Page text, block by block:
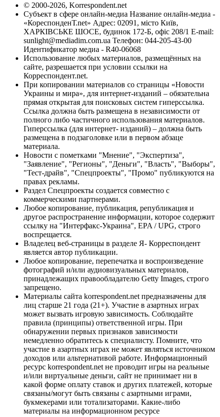
© 2000-2026, Korrespondent.net
Субъект в сфере онлайн-медиа Название онлайн-медиа -
«КореспонденТ.net» Адрес: 02091, місто Київ,
ХАРКІВСЬКЕ ШОСЕ, будинок 172-Б, офіс 208/1 E-mail:
sunlight@mediadim.com.ua Телефон: 044-205-43-00
Идентификатор медиа - R40-06068
Использование любых материалов, размещённых на
сайте, разрешается при условии ссылки на
Корреспондент.net.
При копировании материалов со страницы «Новости
Украины и мира», для интернет-изданий – обязательна
прямая открытая для поисковых систем гиперссылка.
Ссылка должна быть размещена в независимости от
полного либо частичного использования материалов.
Гиперссылка (для интернет- изданий) – должна быть
размещена в подзаголовке или в первом абзаце
материала.
Новости с пометками "Мнение", "Экспертиза",
"Заявление", "Регионы", "Деньги", "Власть", "Выборы",
"Тест-драйв", "Спецпроекты", "Промо" публикуются на
правах рекламы.
Раздел Спецпроекты создается совместно с
коммерческими партнерами.
Любое копирование, публикация, републикация и
другое распространение информации, которое содержит
ссылку на "Интерфакс-Украина", EPA / UPG, строго
воспрещается.
Владелец веб-страницы в разделе Я- Корреспондент
является автор публикации.
Любое копирование, перепечатка и воспроизведение
фотографий и/или аудиовизуальных материалов,
принадлежащих правообладателю Getty Images, строго
запрещено.
Материалы сайта korrespondent.net предназначены для
лиц старше 21 года (21+). Участие в азартных играх
может вызвать игровую зависимость. Соблюдайте
правила (принципы) ответственной игры. При
обнаружении первых признаков зависимости
немедленно обратитесь к специалисту. Помните, что
участие в азартных играх не может являться источником
доходов или альтернативой работе. Информационный
ресурс korrespondent.net не проводит игры на реальные
и/или виртуальные деньги, сайт не принимает ни в
какой форме оплату ставок и других платежей, которые
связаны/могут быть связаны с азартными играми,
букмекерами или тотализаторами. Какие-либо
материалы на информационном ресурсе